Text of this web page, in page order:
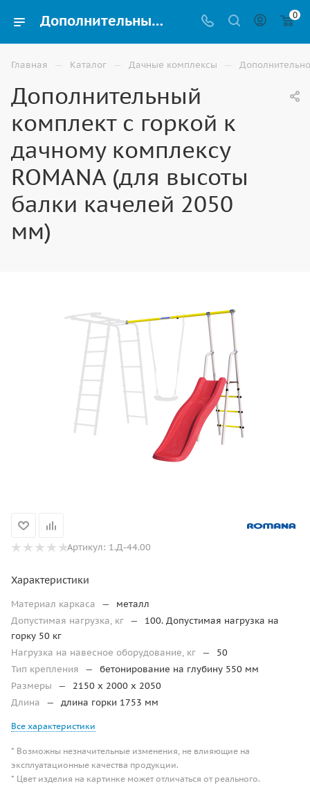
Дополнительный комплект с горкой к дачному комплексу ROMANA (для высоты балки качелей 2050 мм) для детских дачных спортивных комплексов на улицу купить в Волжском 0
Главная — Каталог — Дачные комплексы —
Дополнительный
комплект с горкой к
дачному комплексу
ROMANA (для высоты
балки качелей 2050
мм)
Артикул: 1.Д-44.00
Характеристики
Материал каркаса —
металл
Допустимая нагрузка, кг —
100. Допустимая нагрузка на
горку 50 кг
Нагрузка на навесное оборудование, кг —
50
Тип крепления
—
бетонирование на глубину 550 мм
Размеры
—
2150 х 2000 х 2050
Длина
— длина горки 1753 мм
Все характеристики
* Возможны незначительные изменения, не влияющие на
эксплуатационные качества продукции.
* Цвет изделия на картинке может отличаться от реального.